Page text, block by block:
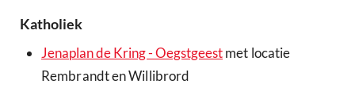
Katholiek
Jenaplan de Kring - Oegstgeestmet locatie
Rembrandt en Willibrord